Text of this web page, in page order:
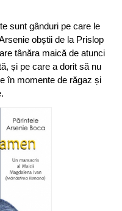
sunt gânduri pe care le
obștii de la Prislop
tânăra maică de atunci
și pe care a dorit să nu
în momente de răgaz și